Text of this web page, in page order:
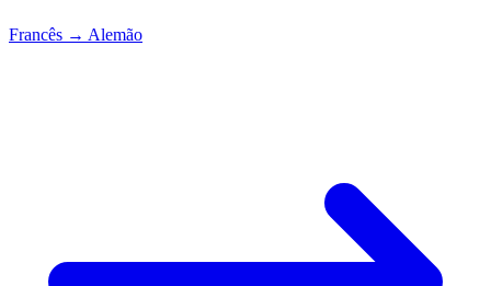
Francês → Alemão